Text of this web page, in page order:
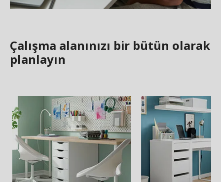
Çalışma alanınızı bir bütün olarak
planlayın